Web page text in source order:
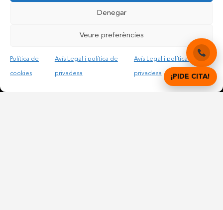
Denegar
Veure preferències
Política de
cookies
Avís Legal i política de
privadesa
Avís Legal i política de
privadesa
Contactar per mail
¡PIDE CITA!